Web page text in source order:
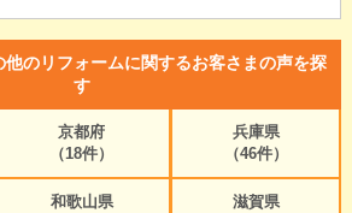
のリフォームに関するお客さまの声を探
す
京都府
（18件）
兵庫県
（46件）
和歌山県
滋賀県